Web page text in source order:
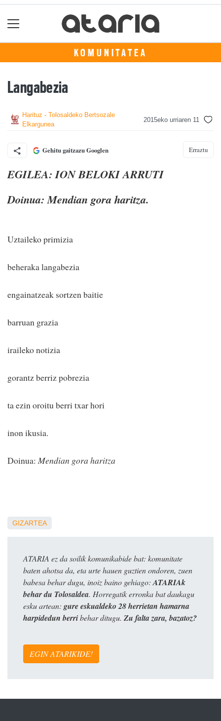
KOMUNITATEA
Langabezia
Harituz - Tolosaldeko Bertsozale
Elkargunea
2015eko urriaren 11
Gehitu gaitzazu Googlen Erraztu
EGILEA: ION BELOKI ARRUTI
Doinua: Mendian gora haritza.
Uztaileko primizia
beheraka langabezia
engainatzeak sortzen baitie
barruan grazia
iraileko notizia
gorantz berriz pobrezia
ta ezin oroitu berri txar hori
inon ikusia.
Doinua: Mendian gora haritza
GIZARTEA
ATARIA ez da soilik komunikabide bat: komunitate
baten ahotsa da, eta urte hauen guztien ondoren, zuen
babesa behar dugu, inoiz baino gehiago: ATARIAk
behar du Tolosaldea. Horregatik erronka bat daukagu
esku artean: gure eskualdeko 28 herrietan hamarna
harpidedun berribehar ditugu. Zu falta zara, bazatoz?
EGIN ATARIKIDE!